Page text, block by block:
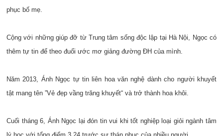
phục bố mẹ.
Cộng với những giúp đỡ từ Trung tâm sống độc lập tại Hà Nội, Ngọc có
thêm tự tin để theo đuổi ước mơ giảng đường ĐH của mình.
Năm 2013, Ánh Ngọc tự tin liên hoa văn nghệ dành cho người khuyết
tật mang tên ”Vẻ đẹp vầng trăng khuyết“ và trở thành hoa khôi.
Cuối tháng 6, Ánh Ngọc lại đón tin vui khi tốt nghiệp loại giỏi ngành tâm